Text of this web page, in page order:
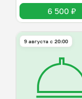
6 500 ₽
9 августа с 20:00